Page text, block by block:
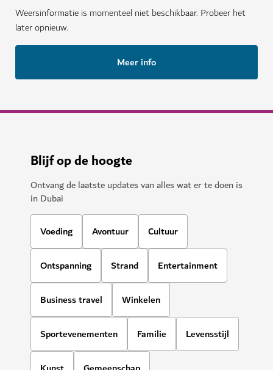
Weersinformatie is momenteel niet beschikbaar. Probeer het
later opnieuw.
Meer info
Blijf op de hoogte
Ontvang de laatste updates van alles wat er te doen is
in Dubai
Voeding Avontuur Cultuur
Ontspanning Strand Entertainment
Business travel Winkelen
Sportevenementen Familie Levensstijl